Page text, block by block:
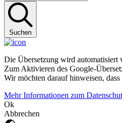
Suchen
Die Übersetzung wird automatisiert
Zum Aktivieren des Google-
Wir möchten darauf hinweisen,
Mehr Informationen zum
Ok
Abbrechen